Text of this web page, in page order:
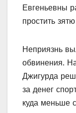
Евгеньевны
простить
Неприязнь
обвинения.
Джигурда
за денег
куда меньше